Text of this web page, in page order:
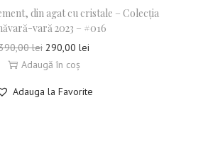
din agat cu cristale – Colecția
vară 2023 – #016
lei 290,00 lei
Adaugă în coș
Adauga la Favorite